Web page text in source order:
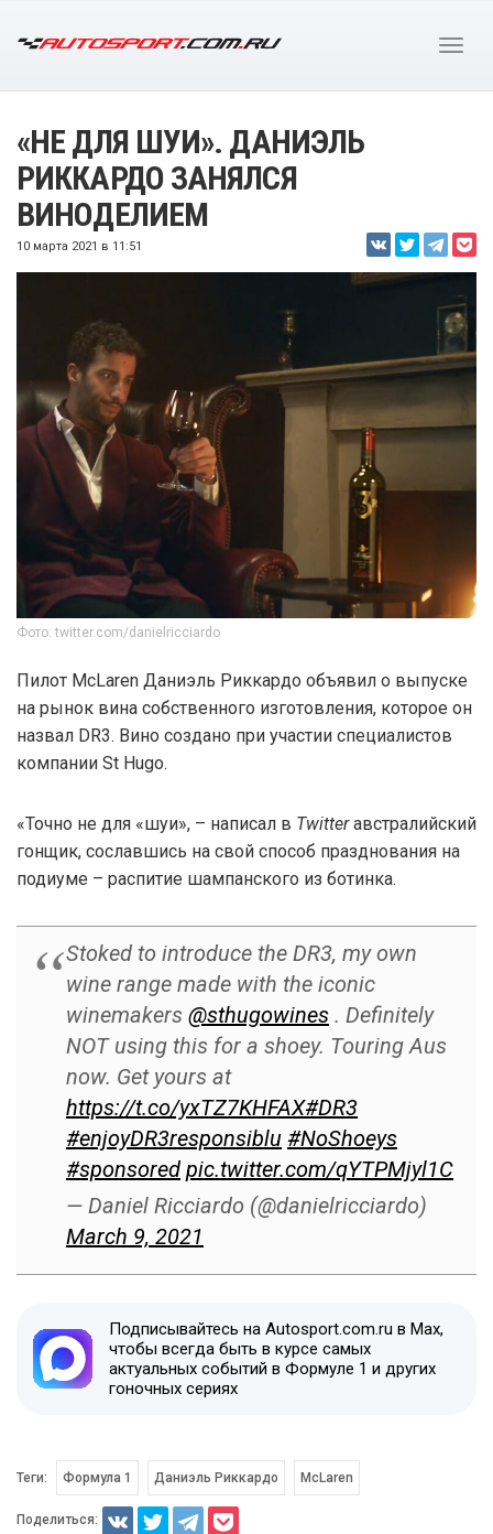
«НЕ ДЛЯ ШУИ». ДАНИЭЛЬ
РИККАРДО ЗАНЯЛСЯ
ВИНОДЕЛИЕМ
10 марта 2021 в 11:51
Фото: twitter.com/danielricciardo
Пилот McLaren Даниэль Риккардо объявил о выпуске
на рынок вина собственного изготовления, которое он
назвал DR3. Вино создано при участии специалистов
компании St Hugo.
«Точно не для «шуи», – написал в Twitterавстралийский
гонщик, сославшись на свой способ празднования на
подиуме – распитие шампанского из ботинка.
Stoked to introduce the DR3, my own
wine range made with the iconic
winemakers @sthugowines . Definitely
NOT using this for a shoey. Touring Aus
now. Get yours at
https://t.co/yxTZ7KHFAX#DR3
#enjoyDR3responsiblu #NoShoeys
#sponsored pic.twitter.com/qYTPMjyl1C
— Daniel Ricciardo (@danielricciardo)
March 9, 2021
Подписывайтесь на Autosport.com.ru в Max,
чтобы всегда быть в курсе самых
актуальных событий в Формуле 1 и других
гоночных сериях
Теги: Формула 1 Даниэль Риккардо McLaren
Поделиться: